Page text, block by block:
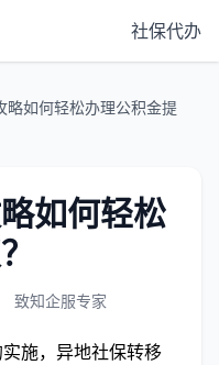
社保代办
略如何轻松办理公积金提
如何轻松
致知企服专家
施，异地社保转移